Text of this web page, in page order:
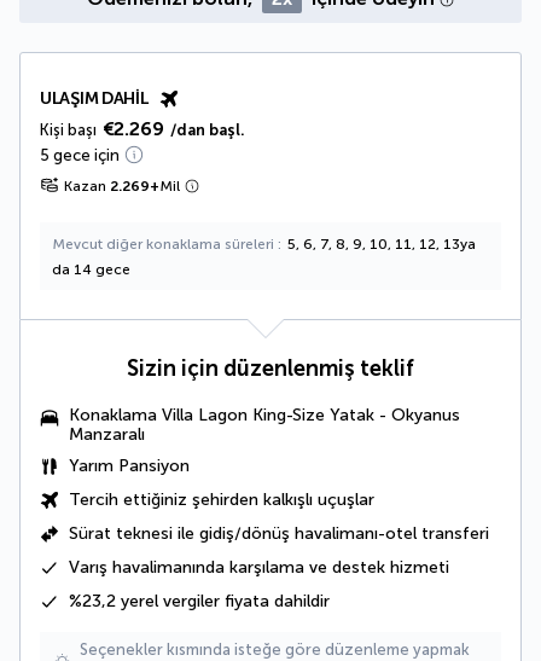
ULAŞIM DAHIL
Kişi başı €2.269 /dan başl.
5 gece için
Kazan 2.269+Mil
Mevcut diğer konaklama süreleri
5, 6, 7, 8, 9, 10, 11, 12, 13ya
da 14 gece
Sizin için düzenlenmiş teklif
Konaklama Villa Lagon King-Size Yatak - Okyanus
Manzaralı
Yarım Pansiyon
Tercih ettiğiniz şehirden kalkışlı uçuşlar
Sürat teknesi ile gidiş/dönüş havalimanı-otel transferi
Varış havalimanında karşılama ve destek hizmeti
%23,2 yerel vergiler fiyata dahildir
Seçenekler kısmında isteğe göre düzenleme yapmak